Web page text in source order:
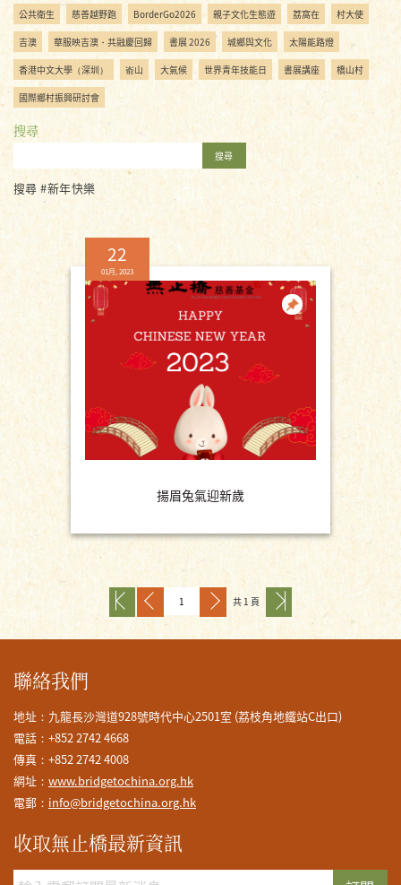
公共衛生 慈善越野跑 BorderGo2026 親子文化生態遊 荔窩在 村大使
吉澳 華服映吉澳・共融慶回歸 書展 2026 城鄉與文化 太陽能路燈
香港中文大學（深圳） 嵛山 大氣候 世界青年技能日 書展講座 橋山村
國際鄉村振興研討會
搜尋
搜尋
搜尋 #新年快樂
22
01月, 2023
揚眉兔氣迎新歲
共 1 頁
聯絡我們
地址：九龍長沙灣道928號時代中心2501室 (荔枝角地鐵站C出口)
電話：+852 2742 4668
傳真：+852 2742 4008
網址： www.bridgetochina.org.hk
電郵： info@bridgetochina.org.hk
收取無止橋最新資訊